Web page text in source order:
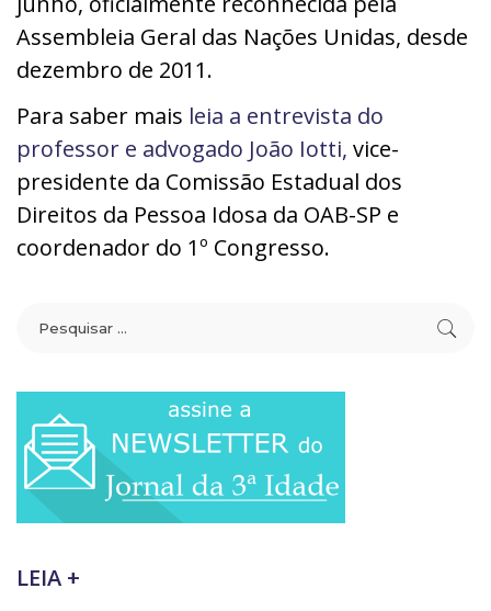
Assembleia Geral das Nações Unidas, desde
dezembro de 2011.
Para saber mais leia a entrevista do
professor e advogado João Iotti, vice-
presidente da Comissão Estadual dos
Direitos da Pessoa Idosa da OAB-SP e
coordenador do 1º Congresso.
LEIA +